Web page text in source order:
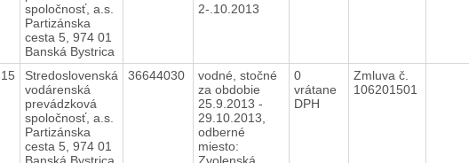
spoločnosť, a.s.
Partizánska
cesta 5, 974 01
Banská Bystrica
2-.10.2013
Stredoslovenská
vodárenská
prevádzková
spoločnosť, a.s.
Partizánska
cesta 5, 974 01
36644030
vodné, stočné
za obdobie
25.9.2013 -
29.10.2013,
odberné
miesto:
0
vrátane
DPH
Zmluva č.
106201501